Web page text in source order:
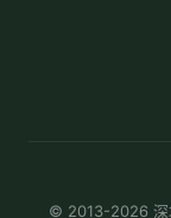
© 2013-2026